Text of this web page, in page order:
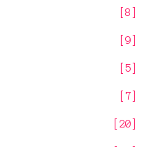
8
9
5
7
20